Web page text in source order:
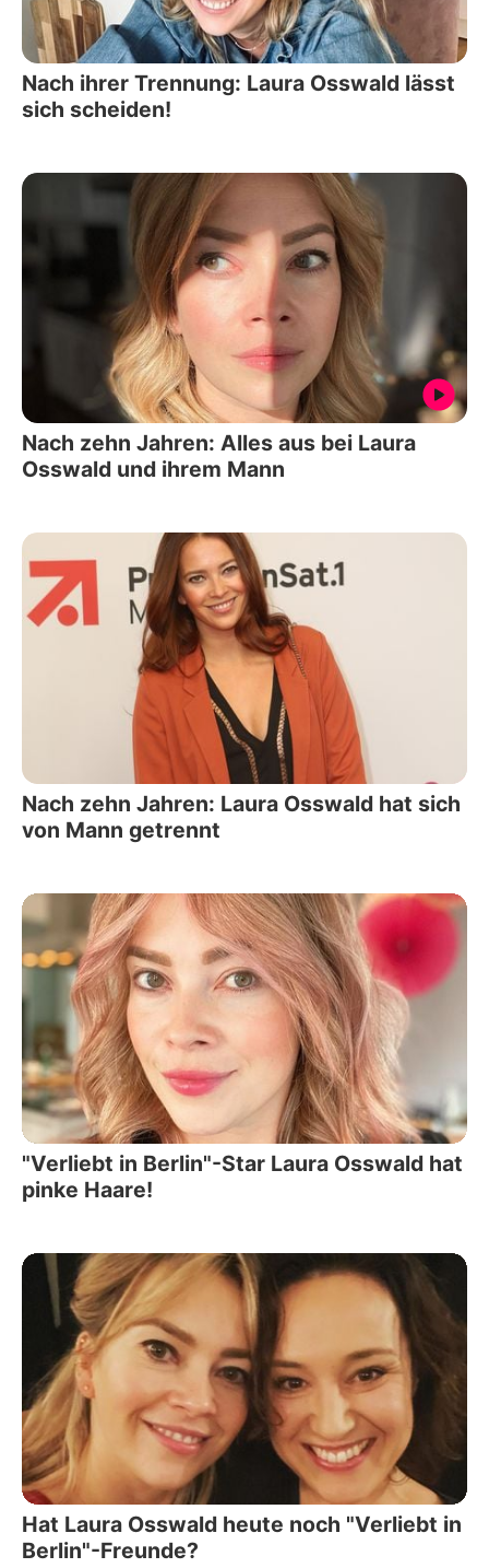
Nach ihrer Trennung: Laura Osswald lässt
sich scheiden!
Nach zehn Jahren: Alles aus bei Laura
Osswald und ihrem Mann
Nach zehn Jahren: Laura Osswald hat sich
von Mann getrennt
"Verliebt in Berlin"-Star Laura Osswald hat
pinke Haare!
Hat Laura Osswald heute noch "Verliebt in
Berlin"-Freunde?